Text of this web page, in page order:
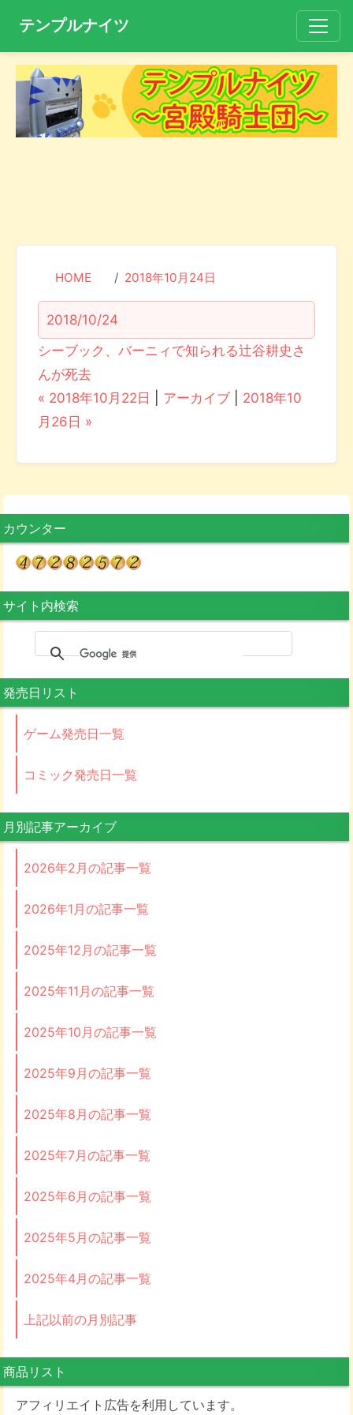
テンプルナイツ
HOME 2018年10月24日
2018/10/24
シーブック、バーニィで知られる辻谷耕史さ
んが死去
« 2018年10月22日
アーカイブ
2018年10
月26日 »
カウンター
サイト内検索
発売日リスト
ゲーム発売日一覧
コミック発売日一覧
月別記事アーカイブ
2026年2月の記事一覧
2026年1月の記事一覧
2025年12月の記事一覧
2025年11月の記事一覧
2025年10月の記事一覧
2025年9月の記事一覧
2025年8月の記事一覧
2025年7月の記事一覧
2025年6月の記事一覧
2025年5月の記事一覧
2025年4月の記事一覧
上記以前の月別記事
商品リスト
アフィリエイト広告を利用しています。